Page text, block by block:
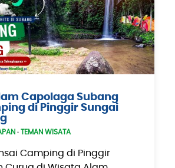
Capolaga Subang
di Pinggir Sungai
· TEMAN WISATA
Camping di Pinggir